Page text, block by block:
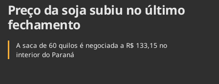
Preço da soja subiu no último
fechamento
A saca de 60 quilos é negociada a R$ 133,15 no
interior do Paraná